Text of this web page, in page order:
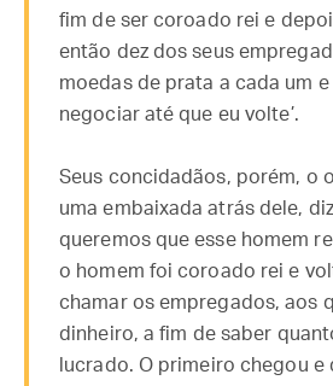
fim de ser coroado rei e
então dez dos seus
moedas de prata a cada um e
negociar até que eu volte’.
Seus concidadãos, porém, o
uma embaixada atrás dele,
queremos que esse homem
o homem foi coroado rei e
chamar os empregados, aos
dinheiro, a fim de saber
lucrado. O primeiro chegou e